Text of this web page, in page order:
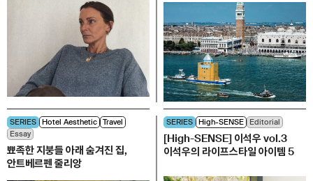
SERIES Hotel Aesthetic Travel
Essay
뾰족한 지붕들 아래 숨겨진 집,
안트베르펜 줄리앙
SERIES High-SENSE Editorial
[High-SENSE] 이석우 vol.3
이석우의 라이프스타일 아이템 5